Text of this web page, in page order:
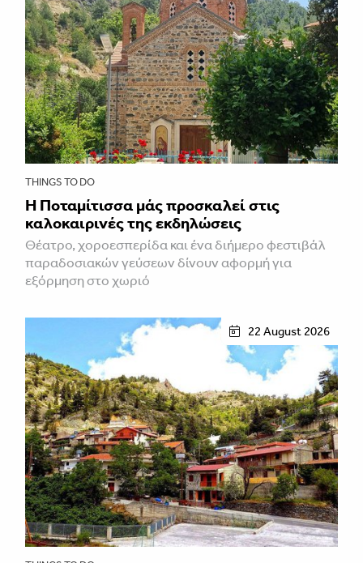
THINGS TO DO
Η Ποταμίτισσα μάς προσκαλεί στις
καλοκαιρινές της εκδηλώσεις
Θέατρο, χοροεσπερίδα και ένα διήμερο φεστιβάλ
παραδοσιακών γεύσεων δίνουν αφορμή για
εξόρμηση στο χωριό
22 August 2026